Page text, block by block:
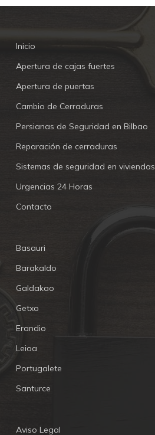
Inicio
Apertura de cajas fuertes
Apertura de puertas
Cambio de Cerraduras
Persianas de Seguridad en Bilbao
Reparación de cerraduras
Sistemas de seguridad en viviendas
Urgencias 24 Horas
Contacto
Basauri
Barakaldo
Galdakao
Getxo
Erandio
Leioa
Portugalete
Santurce
Aviso Legal